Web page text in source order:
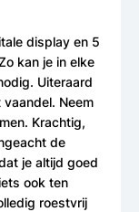
display en 5
kan je in elke
Uiteraard
Neem
Krachtig,
de
je altijd goed
ook ten
roestvrij